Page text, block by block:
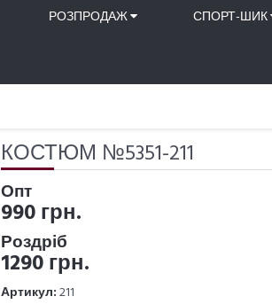
РОЗПРОДАЖ СПОРТ-ШИК
КОСТЮМ №5351-211
Опт
990 грн.
Роздріб
1290 грн.
Артикул:211